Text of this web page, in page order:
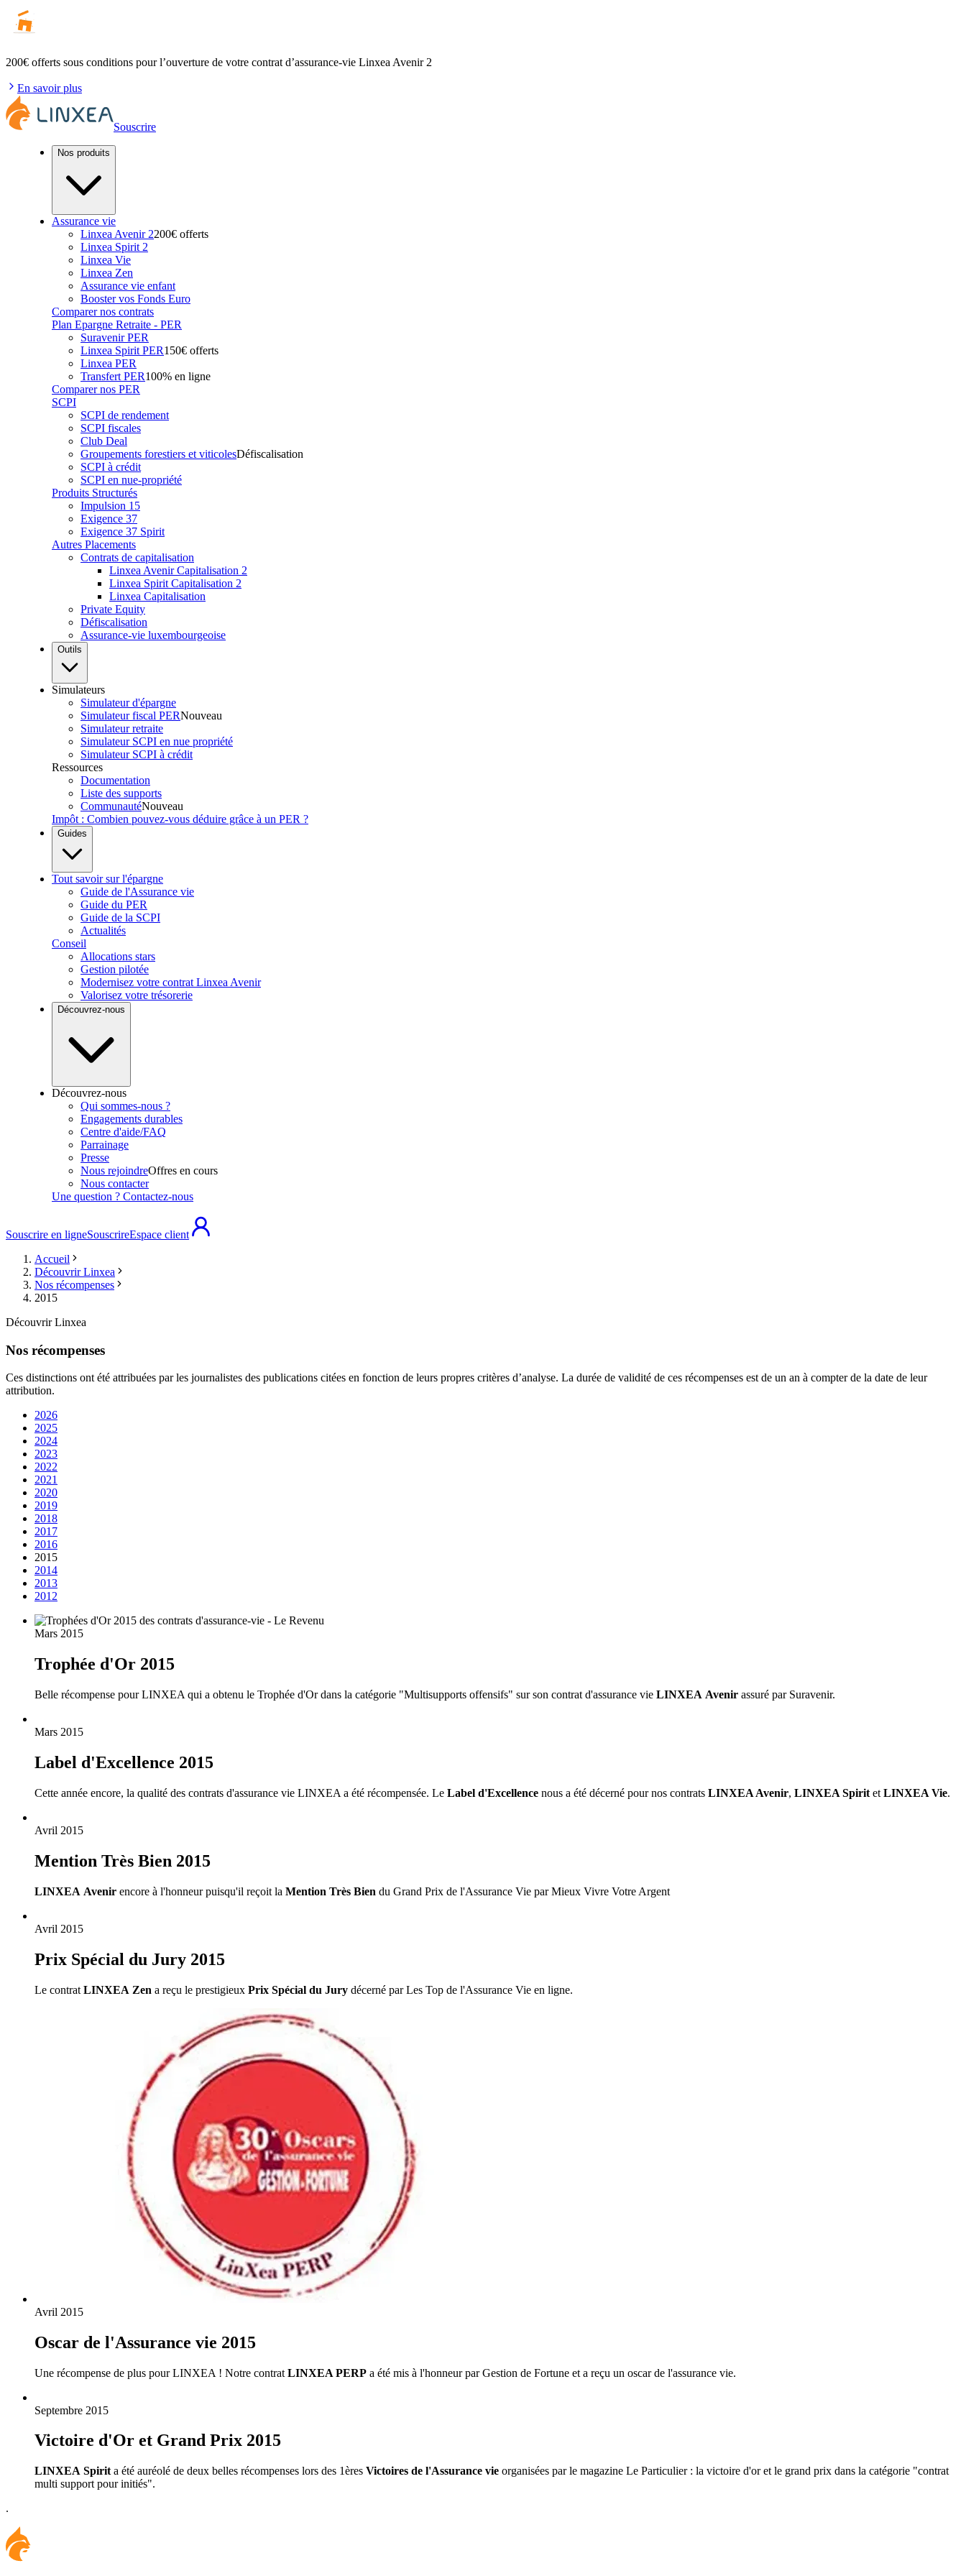
200€ offerts sous conditions pour l’ouverture de votre contrat d’assurance-vie Linxea Avenir 2
En savoir plus
Souscrire
Nos produits
Assurance vie
Linxea Avenir 2200€ offerts
Linxea Spirit 2
Linxea Vie
Linxea Zen
Assurance vie enfant
Booster vos Fonds Euro
Comparer nos contrats
Plan Epargne Retraite - PER
Suravenir PER
Linxea Spirit PER150€ offerts
Linxea PER
Transfert PER100% en ligne
Comparer nos PER
SCPI
SCPI de rendement
SCPI fiscales
Club Deal
Groupements forestiers et viticolesDéfiscalisation
SCPI à crédit
SCPI en nue-propriété
Produits Structurés
Impulsion 15
Exigence 37
Exigence 37 Spirit
Autres Placements
Contrats de capitalisation
Linxea Avenir Capitalisation 2
Linxea Spirit Capitalisation 2
Linxea Capitalisation
Private Equity
Défiscalisation
Assurance-vie luxembourgeoise
Outils
Simulateurs
Simulateur d'épargne
Simulateur fiscal PERNouveau
Simulateur retraite
Simulateur SCPI en nue propriété
Simulateur SCPI à crédit
Ressources
Documentation
Liste des supports
CommunautéNouveau
Impôt : Combien pouvez-vous déduire grâce à un PER ?
Guides
Tout savoir sur l'épargne
Guide de l'Assurance vie
Guide du PER
Guide de la SCPI
Actualités
Conseil
Allocations stars
Gestion pilotée
Modernisez votre contrat Linxea Avenir
Valorisez votre trésorerie
Découvrez-nous
Découvrez-nous
Qui sommes-nous ?
Engagements durables
Centre d'aide/FAQ
Parrainage
Presse
Nous rejoindreOffres en cours
Nous contacter
Une question ? Contactez-nous
Souscrire en ligneSouscrireEspace client
Accueil
Découvrir Linxea
Nos récompenses
2015
Découvrir Linxea
Nos récompenses
Ces distinctions ont été attribuées par les journalistes des publications citées en fonction de leurs propres critères d’analyse. La durée de validité de ces récompenses est de un an à compter de la date de leur
attribution.
2026
2025
2024
2023
2022
2021
2020
2019
2018
2017
2016
2015
2014
2013
2012
Mars 2015
Trophée d'Or 2015
Belle récompense pour LINXEA qui a obtenu le Trophée d'Or dans la catégorie "Multisupports offensifs" sur son contrat d'assurance vie LINXEA Avenir assuré par Suravenir.
Mars 2015
Label d'Excellence 2015
Cette année encore, la qualité des contrats d'assurance vie LINXEA a été récompensée. Le Label d'Excellence nous a été décerné pour nos contrats LINXEA Avenir, LINXEA Spirit et LINXEA Vie.
Avril 2015
Mention Très Bien 2015
LINXEA Avenir encore à l'honneur puisqu'il reçoit la Mention Très Bien du Grand Prix de l'Assurance Vie par Mieux Vivre Votre Argent
Avril 2015
Prix Spécial du Jury 2015
Le contrat LINXEA Zen a reçu le prestigieux Prix Spécial du Jury décerné par Les Top de l'Assurance Vie en ligne.
Avril 2015
Oscar de l'Assurance vie 2015
Une récompense de plus pour LINXEA ! Notre contrat LINXEA PERP a été mis à l'honneur par Gestion de Fortune et a reçu un oscar de l'assurance vie.
Septembre 2015
Victoire d'Or et Grand Prix 2015
LINXEA Spirit a été auréolé de deux belles récompenses lors des 1ères Victoires de l'Assurance vie organisées par le magazine Le Particulier : la victoire d'or et le grand prix dans la catégorie "contrat
multi support pour initiés".
.